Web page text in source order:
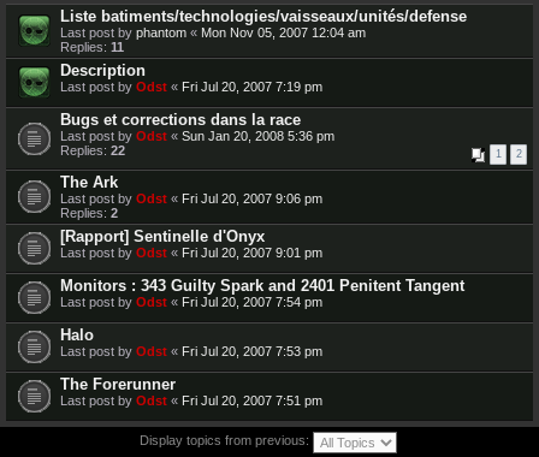
Liste batiments/technologies/vaisseaux/unités/defense
Last post by phantom « Mon Nov 05, 2007 12:04 am
Replies: 11
Description
Last post by Odst « Fri Jul 20, 2007 7:19 pm
Bugs et corrections dans la race
Last post by Odst « Sun Jan 20, 2008 5:36 pm
Replies: 22 1 2
The Ark
Last post by Odst « Fri Jul 20, 2007 9:06 pm
Replies: 2
[Rapport] Sentinelle d'Onyx
Last post by Odst « Fri Jul 20, 2007 9:01 pm
Monitors : 343 Guilty Spark and 2401 Penitent Tangent
Last post by Odst « Fri Jul 20, 2007 7:54 pm
Halo
Last post by Odst « Fri Jul 20, 2007 7:53 pm
The Forerunner
Last post by Odst « Fri Jul 20, 2007 7:51 pm
Display topics from previous: